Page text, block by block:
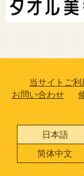
当サイトご
お問い合わせ
日本語
简体中文